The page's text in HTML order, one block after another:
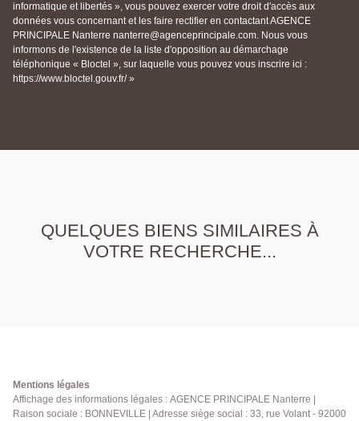
informatique et libertés », vous pouvez exercer votre droit d'accès aux
données vous concernant et les faire rectifier en contactant AGENCE
PRINCIPALE Nanterre nanterre@agenceprincipale.com. Nous vous
informons de l'existence de la liste d'opposition au démarchage
téléphonique « Bloctel », sur laquelle vous pouvez vous inscrire ici :
https://www.bloctel.gouv.fr/ »
QUELQUES BIENS SIMILAIRES À
VOTRE RECHERCHE...
Mentions légales
Affichage des informations légales : AGENCE PRINCIPALE Nanterre |
Raison sociale : BONNEVILLE | Adresse siège social : 33, rue Volant - 92000